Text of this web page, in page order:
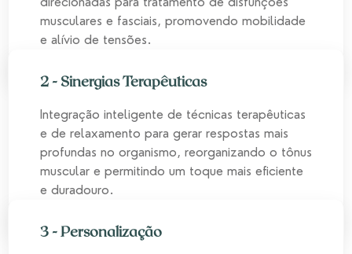
musculares e fasciais, promovendo mobilidade
e alívio de tensões.
2 - Sinergias Terapêuticas
Integração inteligente de técnicas terapêuticas
e de relaxamento para gerar respostas mais
profundas no organismo, reorganizando o tônus
muscular e permitindo um toque mais eficiente
e duradouro.
3 - Personalização